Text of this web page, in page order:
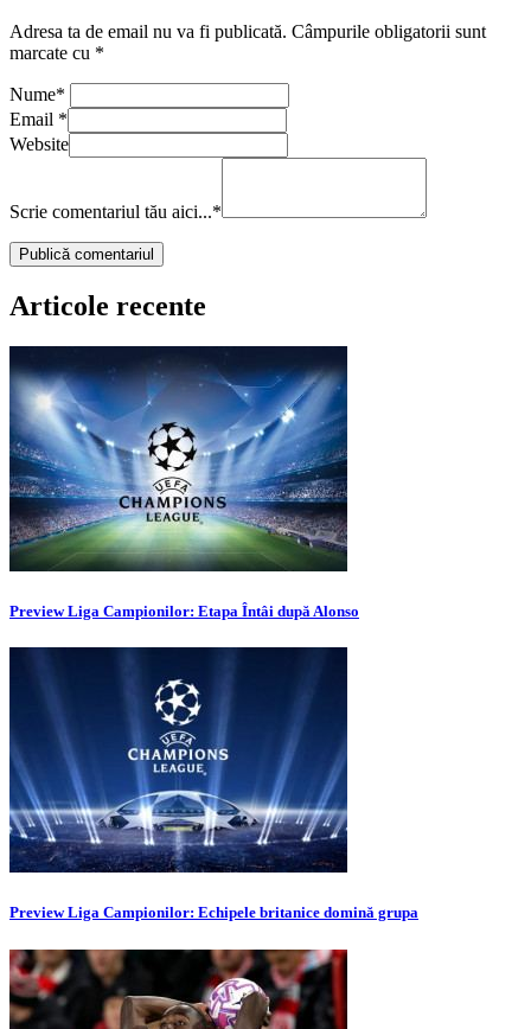
Adresa ta de email nu va fi publicată. Câmpurile obligatorii sunt
marcate cu *
Nume*
Email *
Website
Scrie comentariul tău aici...*
Articole recente
Preview Liga Campionilor: Etapa Întâi după Alonso
Preview Liga Campionilor: Echipele britanice domină grupa